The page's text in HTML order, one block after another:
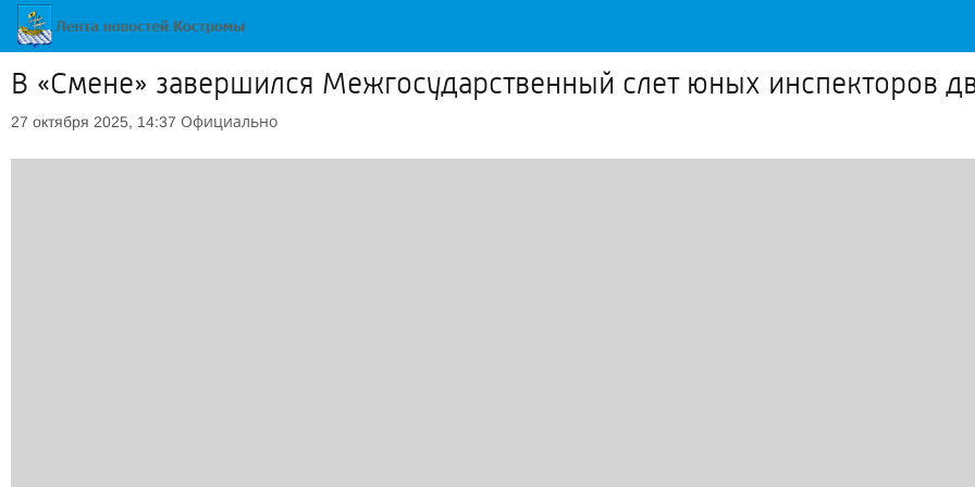
В «Смене» завершился Межгосударственный слет юных инспекторов
27 октября 2025, 14:37 Официально